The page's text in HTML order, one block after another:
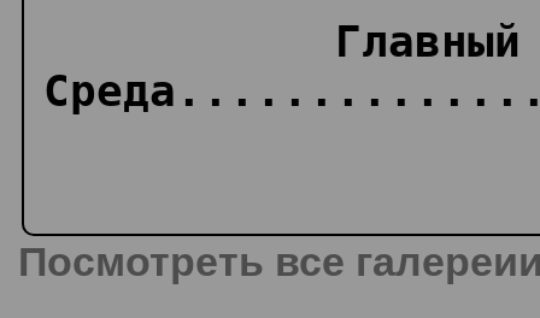
Посмотреть все